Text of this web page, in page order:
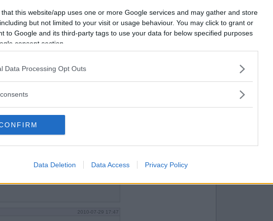
that this website/app uses one or more Google services and may gather and store
but not limited to your visit or usage behaviour. You may click to grant or
to Google and its third-party tags to use your data for below specified purposes
consent section.
Data Processing Opt Outs
Data Deletion Data Access Privacy Policy
potatisgratäng med brunsås och sallad. Är lat
färdig potatisgratäng som bara är till att värma
egen potatisgratäng!
med potatis och rivna morötter
2010-07-29 17:47
Vill du bli
medlem?